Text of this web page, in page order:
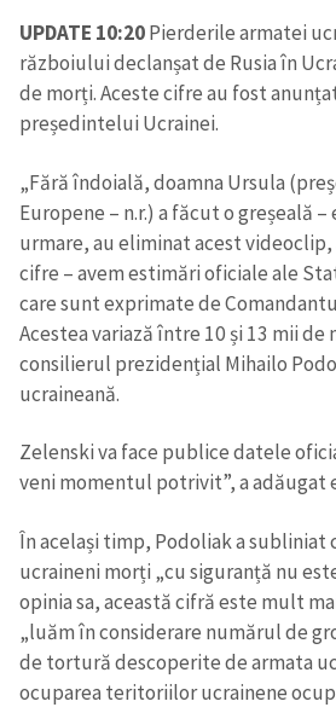
UPDATE 10:20Pierderile armatei
războiului declanșat de Rusia în
de morți. Aceste cifre au fost
președintelui Ucrainei.
„Fără îndoială, doamna Ursula
Europene – n.r.) a făcut o greșeală
urmare, au eliminat acest
cifre – avem estimări oficiale ale
care sunt exprimate de
Acestea variază între 10 și 13 mii
consilierul prezidențial Mihailo
ucraineană.
Zelenski va face publice datele
veni momentul potrivit”, a adăugat
În același timp, Podoliak a
ucraineni morți „cu siguranță nu
opinia sa, această cifră este mult
„luăm în considerare numărul de
de tortură descoperite de armata
ocuparea teritoriilor ucrainene
ȘTIREA MEA
Fotografie
+ Încarcă imagine
Link media+ Link media
Mesajul știrei
+ Mesajul știrei